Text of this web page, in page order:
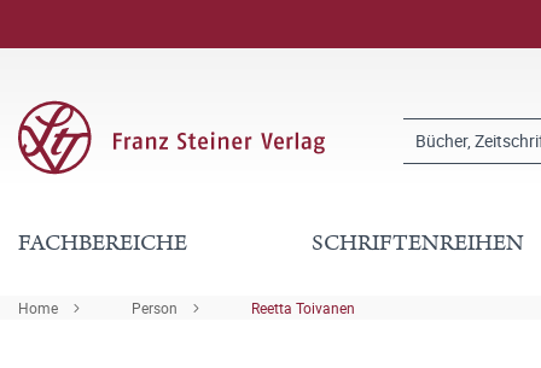
FACHBEREICHE SCHRIFTENREIHEN
Home Person Reetta Toivanen